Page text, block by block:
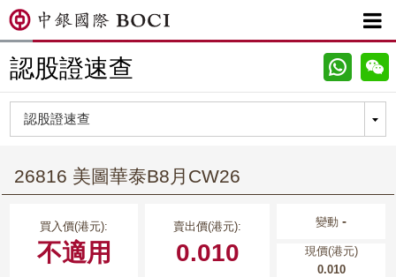

認股證速查
26816 美圖華泰B8月CW26
買入價(港元):
不適用
賣出價(港元):
0.010
變動-
現價(港元)
0.010